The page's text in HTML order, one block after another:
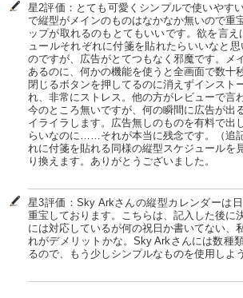
星2評価：とても可愛くシンプルで使いやす
で縦型がメインのものはなかなか無いので重
ップが取れるのもとてもいいです。欲を言
ュールそれぞれに付箋を貼れたらいいなと
のですが、広告がとてつもなく邪魔です。メ
あるのに、何かの機能を使うと全画面で数十
閉じるボタンを押してるのに消えずインスト
れ、非常にストレス。他の方がレビューで言
今のところ無いですが、何の瞬間に広告が出
イライラします。広告無しのものを有料で出
らいなのに……それが本当に残念です。（追
れに付箋を貼れる同様の縦型スケジュールを
り換えます。ありがとうございました。
星3評価：Sky Arkさんの縦型カレンダーは
重宝しております。こちらは、記入した後に
には対応しているが何の祝日か書いてない、
れがデメリットかな。Sky Arkさんには数種
るので、もう少しシンプルなものを使用しよ